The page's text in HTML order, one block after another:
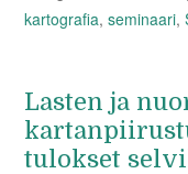
kartografia,seminaari,
Lasten ja
tulokset